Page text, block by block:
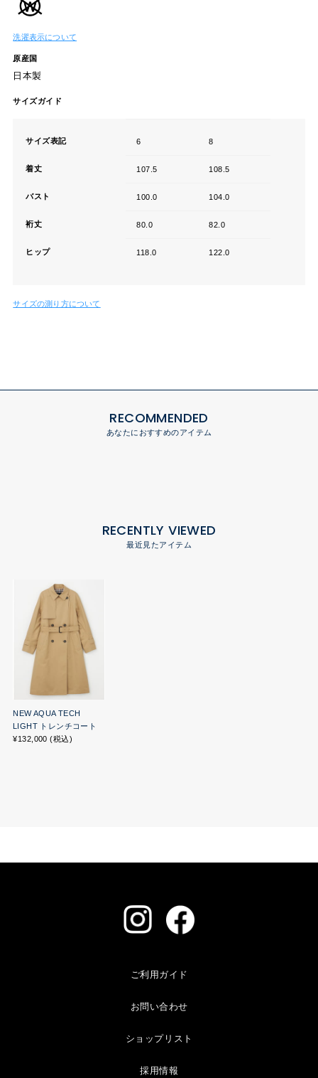
洗濯表示について
原産国
日本製
サイズガイド
サイズ表記 6 8
着丈 107.5 108.5
バスト 100.0 104.0
裄丈 80.0 82.0
ヒップ 118.0 122.0
サイズの測り方について
RECOMMENDED
あなたにおすすめのアイテム
RECENTLY VIEWED
最近見たアイテム
NEW AQUA TECH
LIGHT トレンチコート
¥132,000 (税込)
ご利用ガイド
お問い合わせ
ショップリスト
採用情報